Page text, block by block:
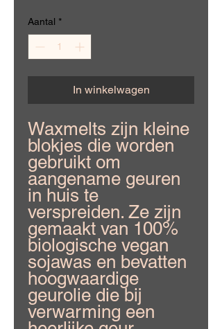
Aantal *
In winkelwagen
Waxmelts zijn kleine
blokjes die worden
gebruikt om
aangename geuren
in huis te
verspreiden. Ze zijn
gemaakt van 100%
biologische vegan
sojawas en bevatten
hoogwaardige
geurolie die bij
verwarming een